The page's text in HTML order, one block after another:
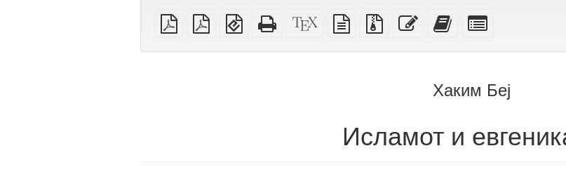
обичен
PDF
А4
PDF
EPUB
(за
Целосен
HTML
XeLaTeX
извор
изворот
Изворни
датотеки
Уреди
Додади
збирката
Хаким Беј
Исламот и